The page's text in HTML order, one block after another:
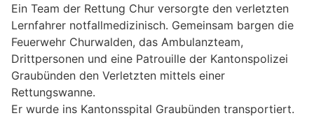
Ein Team der Rettung Chur versorgte den verletzten
Lernfahrer notfallmedizinisch. Gemeinsam bargen die
Feuerwehr Churwalden, das Ambulanzteam,
Drittpersonen und eine Patrouille der Kantonspolizei
Graubünden den Verletzten mittels einer
Rettungswanne.
Er wurde ins Kantonsspital Graubünden transportiert.